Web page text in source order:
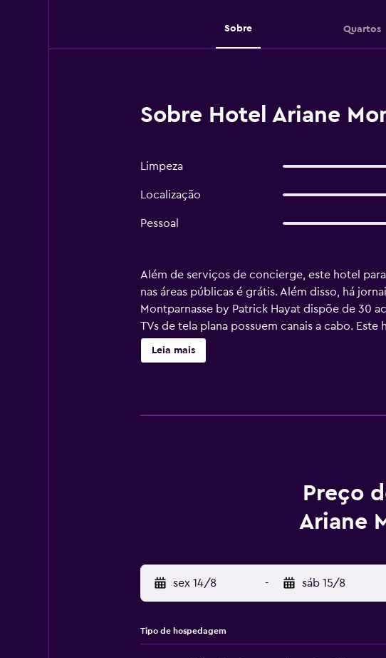
Sobre Quartos
Sobre Hotel Ariane
Limpeza
Localização
Pessoal
Além de serviços de concierge, este hotel
nas áreas públicas é grátis. Além disso, há
Montparnasse by Patrick Hayat dispõe de 30
TVs de tela plana possuem canais a cabo.
cadeiras para escritório e telefones. Os
limpeza é fornecido diariamente e
Leia mais
Preço
Ariane
sex 14/8 - sáb 15/8
Tipo de hospedagem